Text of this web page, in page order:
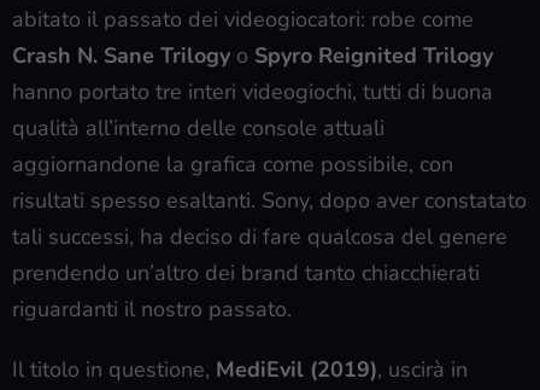
abitato il passato dei videogiocatori: robe come
Crash N. Sane Trilogy o Spyro Reignited Trilogy
hanno portato tre interi videogiochi, tutti di buona
qualità all’interno delle console attuali
aggiornandone la grafica come possibile, con
risultati spesso esaltanti. Sony, dopo aver constatato
tali successi, ha deciso di fare qualcosa del genere
prendendo un’altro dei brand tanto chiacchierati
riguardanti il nostro passato.
Il titolo in questione, MediEvil (2019), uscirà in